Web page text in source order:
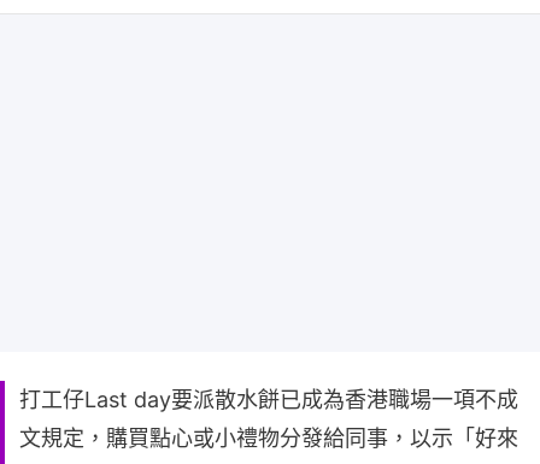
打工仔Last day要派散水餅已成為香港職場一項不成
文規定，購買點心或小禮物分發給同事，以示「好來